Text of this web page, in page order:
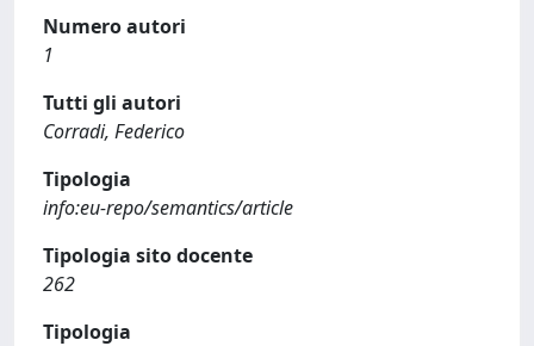
Numero autori
1
Tutti gli autori
Corradi, Federico
Tipologia
info:eu-repo/semantics/article
Tipologia sito docente
262
Tipologia